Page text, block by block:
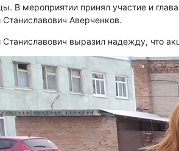
В мероприятии принял участие и
Станиславович Аверченков.
Станиславович выразил надежду, что